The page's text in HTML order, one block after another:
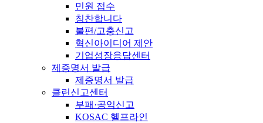
민원 접수
칭찬합니다
불편/고충신고
혁신아이디어 제안
기업성장응답센터
제증명서 발급
제증명서 발급
클린신고센터
부패·공익신고
KOSAC 헬프라인